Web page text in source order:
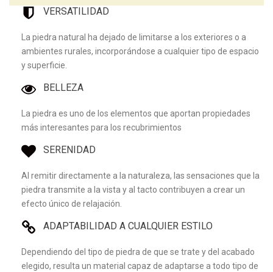
VERSATILIDAD
La piedra natural ha dejado de limitarse a los exteriores o a
ambientes rurales, incorporándose a cualquier tipo de espacio
y superficie.
BELLEZA
La piedra es uno de los elementos que aportan propiedades
más interesantes para los recubrimientos
SERENIDAD
Al remitir directamente a la naturaleza, las sensaciones que la
piedra transmite a la vista y al tacto contribuyen a crear un
efecto único de relajación.
ADAPTABILIDAD A CUALQUIER ESTILO
Dependiendo del tipo de piedra de que se trate y del acabado
elegido, resulta un material capaz de adaptarse a todo tipo de